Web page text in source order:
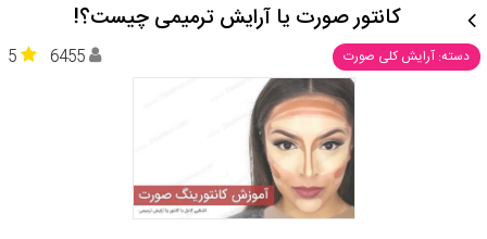
کانتور صورت یا آرایش ترمیمی چیست؟!
دسته: آرایش کلی صورت 5 6455